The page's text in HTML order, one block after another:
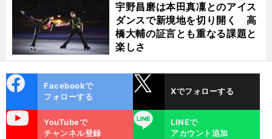
宇野昌磨は本田真凜とのアイス
ダンスで新境地を切り開く 高
橋大輔の証言とも重なる課題と
楽しさ
ok
Facebookで
フォローする
Xでフォローする
YouTubeで
チャンネル登録
LINE
LINEで
アカウント追加